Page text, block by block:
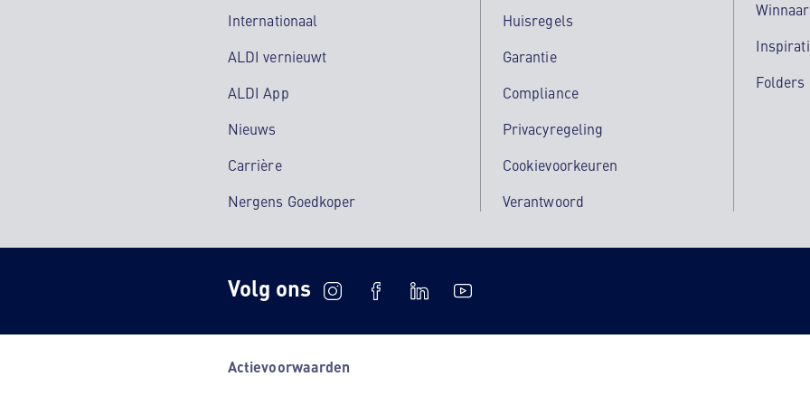
Internationaal
ALDI vernieuwt
ALDI App
Nieuws
Carrière
Nergens Goedkoper
Huisregels
Garantie
Compliance
Privacyregeling
Cookievoorkeuren
Verantwoord
Folders
Volg ons
Actievoorwaarden